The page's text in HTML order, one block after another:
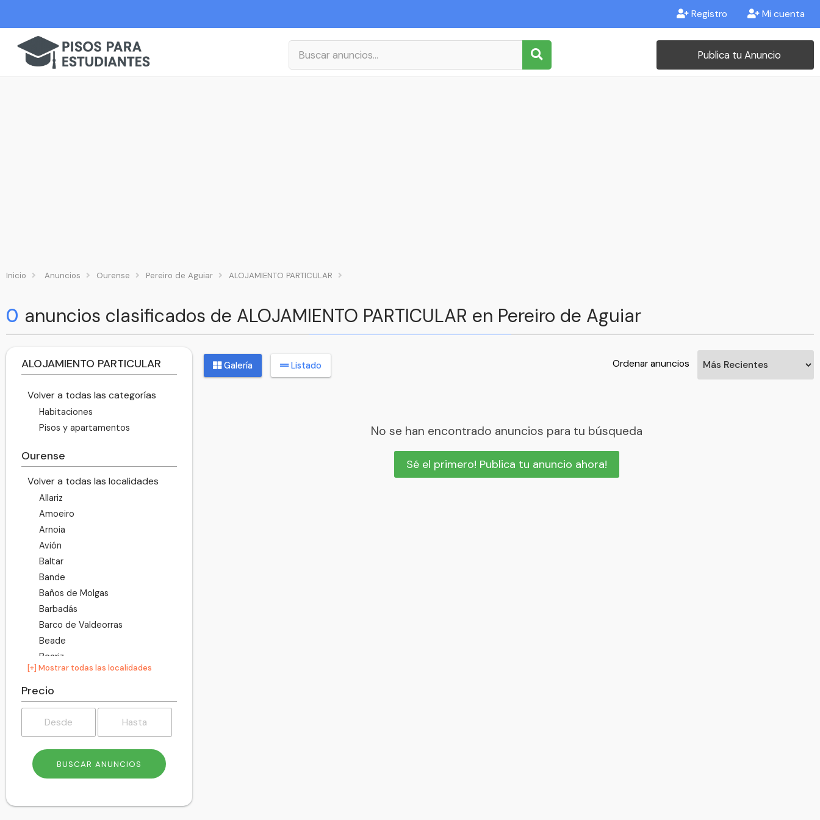
Registro Mi cuenta
Publica tu Anuncio
Inicio Anuncios Ourense Pereiro de Aguiar ALOJAMIENTO PARTICULAR
0 anuncios clasificados de ALOJAMIENTO PARTICULAR en Pereiro de Aguiar
ALOJAMIENTO PARTICULAR
Volver a todas las categorías
Habitaciones
Pisos y apartamentos
Ourense
Volver a todas las localidades
Allariz
Amoeiro
Arnoia
Avión
Baltar
Bande
Baños de Molgas
Barbadás
Barco de Valdeorras
Beade
Beariz
Blancos
Boborás
Bola
Bolo
Calvos de Randín
Carballeda de Avia
Carballeda de Valdeorras
[+] Mostrar todas las localidades
Precio
Galería Listado Ordenar anuncios
No se han encontrado anuncios para tu búsqueda
Sé el primero! Publica tu anuncio ahora!